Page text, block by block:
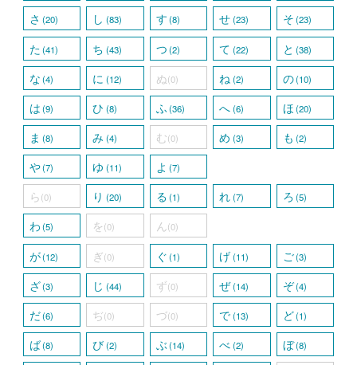
さ (20) し (83) す (8) せ(23) そ (23)
た(41) ち (43) つ (2) て (22) と (38)
な(4) に (12) ぬ(0) ね (2) の(10)
は(9) ひ (8) ふ (36) へ(6) ほ (20)
ま (8) み(4) む(0) め (3) も (2)
や(7) ゆ (11) よ (7)
ら(0) り (20) る (1) れ(7) ろ (5)
わ(5) を(0) ん(0)
が(12) ぎ(0) ぐ (1) げ(11) ご(3)
ざ(3) じ (44) ず(0) ぜ(14) ぞ(4)
だ(6) ぢ(0) づ(0) で(13) ど(1)
ば(8) び(2) ぶ(14) べ(2) ぼ(8)